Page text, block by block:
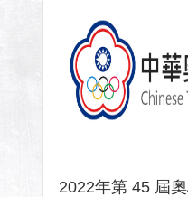
2022年第 45 屆